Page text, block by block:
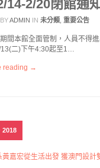
14-2/20閉館通知
ADMIN IN 未分類 重要公告
間本館全面管制，人員不得
13(二)下午4:30起至1…
reading →
2018